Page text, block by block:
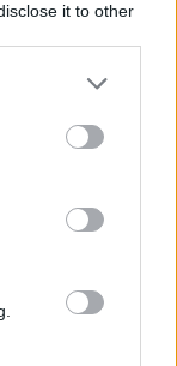
it to other
more Google
may click to
party tags to
below Google
akik mindig
csak egy
hogy min
Arena vezető
évek során több
időkről mesélt,
a cég a